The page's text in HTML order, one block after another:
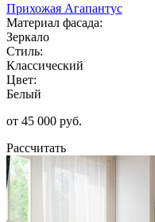
Прихожая Агапантус
Материал фасада:
Зеркало
Стиль:
Классический
Цвет:
Белый
от 45 000 руб.
Рассчитать